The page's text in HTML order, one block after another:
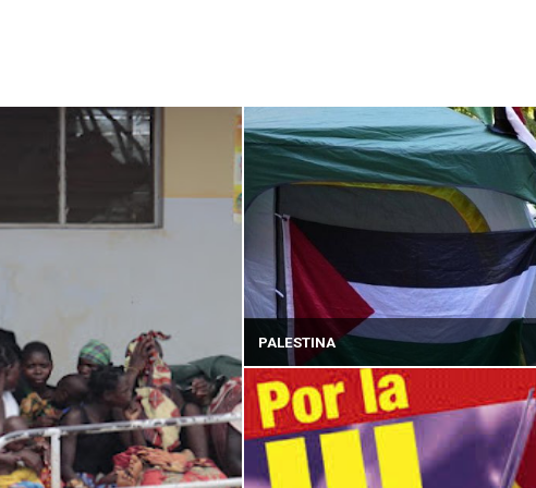
PALESTINA